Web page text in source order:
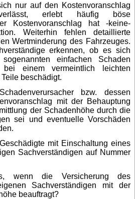
nur auf den Kostenvoranschlag
erlebt häufig böse
Kostenvoranschlag hat -keine-
Weiterhin fehlen detaillierte
Wertminderung des Fahrzeuges.
erkennen, ob es sich
einfachen Schaden
einem vermeintlich leichten
beschädigt.
bzw. dessen
mit der Behauptung
der Schadenhöhe durch die
sei und eventuelle Vorschäden
mit Einschaltung eines
Sachverständigen auf Nummer
wenn die Versicherung des
Sachverständigen mit der
beauftragt?